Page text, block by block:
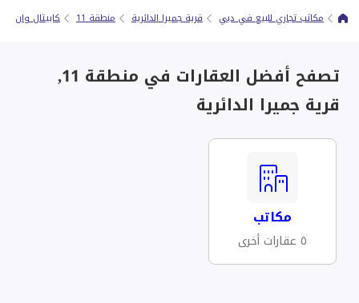
مكاتب تجاري للبيع في دبي قرية جميرا الدائرية منطقة 11 كابيتال وان
تصفح أفضل العقارات في منطقة 11,
قرية جميرا الدائرية
مكاتب
٥ عقارات أخرى